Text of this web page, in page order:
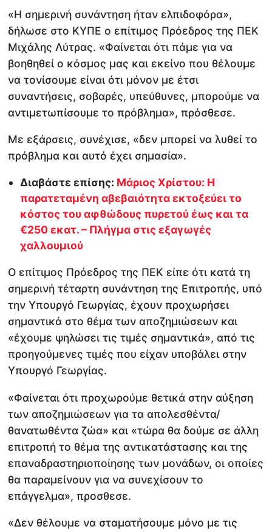
«Η σημερινή συνάντηση ήταν ελπιδοφόρα»,
δήλωσε στο ΚΥΠΕ ο επίτιμος Πρόεδρος της ΠΕΚ
Μιχάλης Λύτρας. «Φαίνεται ότι πάμε για να
βοηθηθεί ο κόσμος μας και εκείνο που θέλουμε
να τονίσουμε είναι ότι μόνον με έτσι
συναντήσεις, σοβαρές, υπεύθυνες, μπορούμε να
αντιμετωπίσουμε το πρόβλημα», πρόσθεσε.
Με εξάρσεις, συνέχισε, «δεν μπορεί να λυθεί το
πρόβλημα και αυτό έχει σημασία».
Διαβάστε επίσης: Μάριος Χρίστου: Η
παρατεταμένη αβεβαιότητα εκτοξεύει το
κόστος του αφθώδους πυρετού έως και τα
€250 εκατ. – Πλήγμα στις εξαγωγές
χαλλουμιού
Ο επίτιμος Πρόεδρος της ΠΕΚ είπε ότι κατά τη
σημερινή τέταρτη συνάντηση της Επιτροπής, υπό
την Υπουργό Γεωργίας, έχουν προχωρήσει
σημαντικά στο θέμα των αποζημιώσεων και
«έχουμε ψηλώσει τις τιμές σημαντικά», από τις
προηγούμενες τιμές που είχαν υποβάλει στην
Υπουργό Γεωργίας.
«Φαίνεται ότι προχωρούμε θετικά στην αύξηση
των αποζημιώσεων για τα απολεσθέντα/
θανατωθέντα ζώα» και «τώρα θα δούμε σε άλλη
επιτροπή το θέμα της αντικατάστασης και της
επαναδραστηριοποίησης των μονάδων, οι οποίες
θα παραμείνουν για να συνεχίσουν το
επάγγελμα», προσθεσε.
«Δεν θέλουμε να σταματήσουμε μόνο με τις